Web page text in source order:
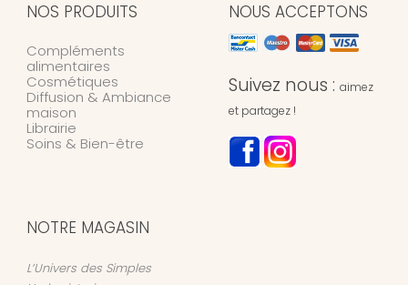
NOS PRODUITS
Compléments
alimentaires
Cosmétiques
Diffusion & Ambiance
maison
Librairie
Soins & Bien-être
NOUS ACCEPTONS
Suivez nous : aimez
et partagez !
NOTRE MAGASIN
L’Univers des Simples